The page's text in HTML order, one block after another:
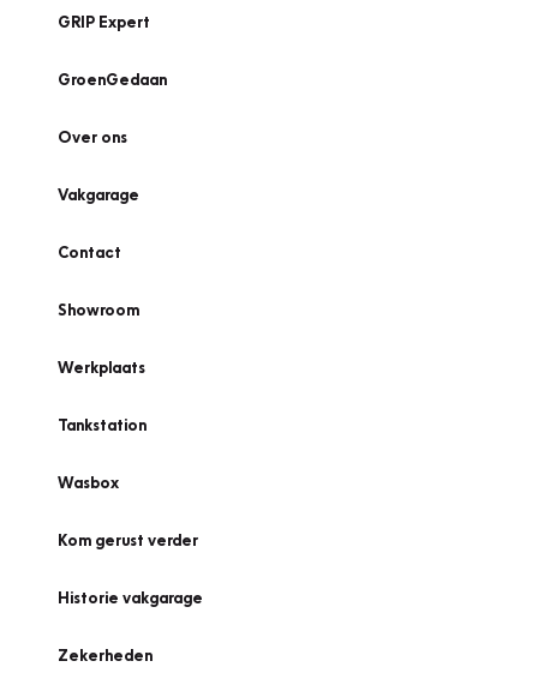
GRIP Expert
GroenGedaan
Over ons
Vakgarage
Contact
Showroom
Werkplaats
Tankstation
Wasbox
Kom gerust verder
Historie vakgarage
Zekerheden